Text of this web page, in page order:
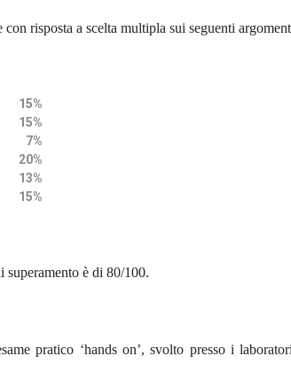
risposta a scelta multipla sui seguenti
15%
15%
7%
20%
13%
15%
superamento è di 80/100.
pratico ‘hands on’, svolto presso i